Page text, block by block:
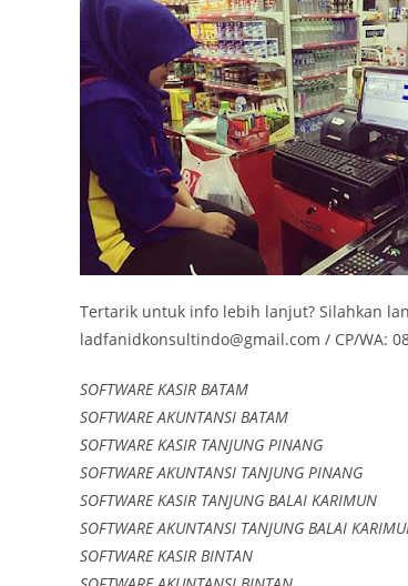
Tertarik untuk info lebih lanjut? Silahkan
ladfanidkonsultindo@gmail.com / CP/WA:
SOFTWARE KASIR BATAM
SOFTWARE AKUNTANSI BATAM
SOFTWARE KASIR TANJUNG PINANG
SOFTWARE AKUNTANSI TANJUNG PINANG
SOFTWARE KASIR TANJUNG BALAI KARIMUN
SOFTWARE AKUNTANSI TANJUNG BALAI
SOFTWARE KASIR BINTAN